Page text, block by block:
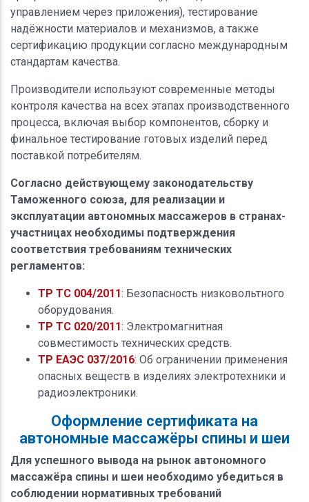
управлением через приложения), тестирование
надёжности материалов и механизмов, а также
сертификацию продукции согласно международным
стандартам качества.
Производители используют современные методы
контроля качества на всех этапах производственного
процесса, включая выбор компонентов, сборку и
финальное тестирование готовых изделий перед
поставкой потребителям.
Согласно действующему законодательству
Таможенного союза, для реализации и
эксплуатации автономных массажеров в странах-
участницах необходимы подтверждения
соответствия требованиям технических
регламентов:
ТР ТС 004/2011: Безопасность низковольтного
оборудования.
ТР ТС 020/2011: Электромагнитная
совместимость технических средств.
ТР ЕАЭС 037/2016: Об ограничении применения
опасных веществ в изделиях электротехники и
радиоэлектроники.
Оформление сертификата на
автономные массажёры спины и шеи
Для успешного вывода на рынок автономного
массажёра спины и шеи необходимо убедиться в
соблюдении нормативных требований